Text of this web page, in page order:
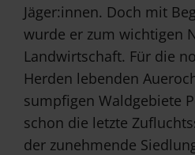
Jäger:innen. Doch mit
wurde er zum wichtigen
Landwirtschaft. Für die
Herden lebenden
sumpfigen Waldgebiete
schon die letzte
der zunehmende